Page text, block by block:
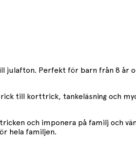
julafton. Perfekt för barn från 8 år
till korttrick, tankeläsning och
och imponera på familj och
hela familjen.